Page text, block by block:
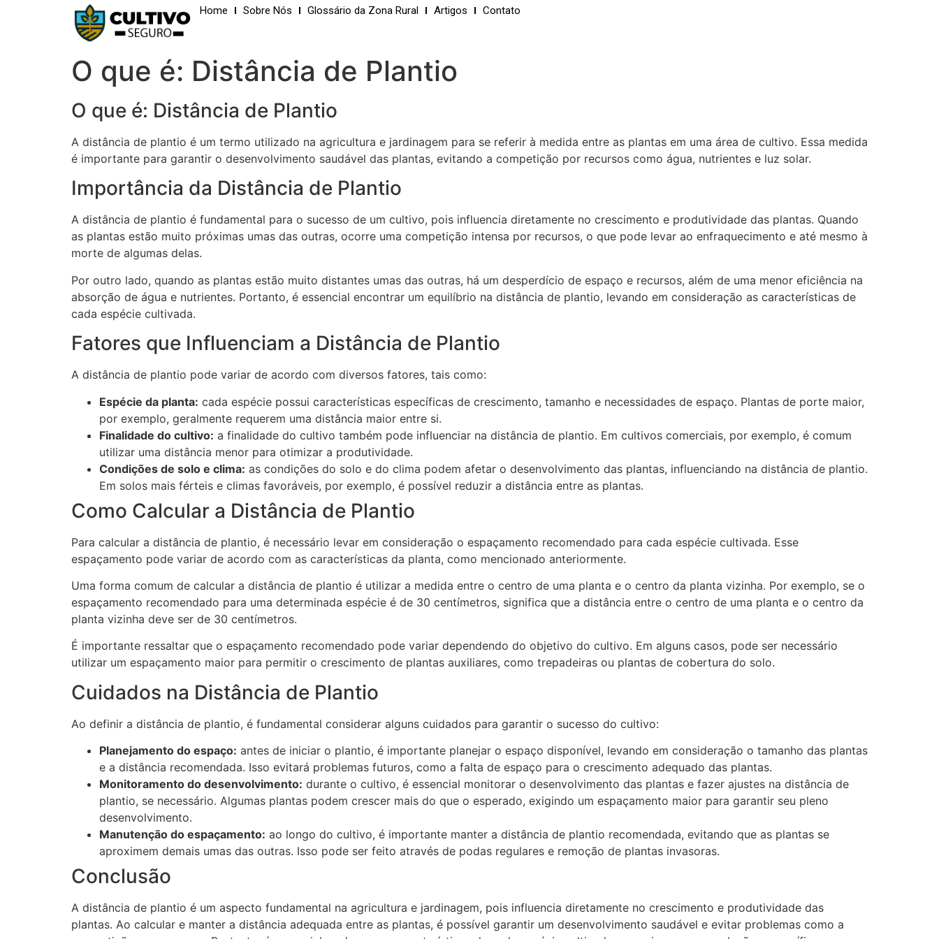
Home Sobre Nós Glossário da Zona Rural Artigos Contato
O que é: Distância de Plantio
O que é: Distância de Plantio
A distância de plantio é um termo utilizado na agricultura e jardinagem para se referir à medida entre as plantas em uma área de cultivo. Essa medida
é importante para garantir o desenvolvimento saudável das plantas, evitando a competição por recursos como água, nutrientes e luz solar.
Importância da Distância de Plantio
A distância de plantio é fundamental para o sucesso de um cultivo, pois influencia diretamente no crescimento e produtividade das plantas. Quando
as plantas estão muito próximas umas das outras, ocorre uma competição intensa por recursos, o que pode levar ao enfraquecimento e até mesmo à
morte de algumas delas.
Por outro lado, quando as plantas estão muito distantes umas das outras, há um desperdício de espaço e recursos, além de uma menor eficiência na
absorção de água e nutrientes. Portanto, é essencial encontrar um equilíbrio na distância de plantio, levando em consideração as características de
cada espécie cultivada.
Fatores que Influenciam a Distância de Plantio
A distância de plantio pode variar de acordo com diversos fatores, tais como:
Espécie da planta: cada espécie possui características específicas de crescimento, tamanho e necessidades de espaço. Plantas de porte maior,
por exemplo, geralmente requerem uma distância maior entre si.
Finalidade do cultivo: a finalidade do cultivo também pode influenciar na distância de plantio. Em cultivos comerciais, por exemplo, é comum
utilizar uma distância menor para otimizar a produtividade.
Condições de solo e clima: as condições do solo e do clima podem afetar o desenvolvimento das plantas, influenciando na distância de plantio.
Em solos mais férteis e climas favoráveis, por exemplo, é possível reduzir a distância entre as plantas.
Como Calcular a Distância de Plantio
Para calcular a distância de plantio, é necessário levar em consideração o espaçamento recomendado para cada espécie cultivada. Esse
espaçamento pode variar de acordo com as características da planta, como mencionado anteriormente.
Uma forma comum de calcular a distância de plantio é utilizar a medida entre o centro de uma planta e o centro da planta vizinha. Por exemplo, se o
espaçamento recomendado para uma determinada espécie é de 30 centímetros, significa que a distância entre o centro de uma planta e o centro da
planta vizinha deve ser de 30 centímetros.
É importante ressaltar que o espaçamento recomendado pode variar dependendo do objetivo do cultivo. Em alguns casos, pode ser necessário
utilizar um espaçamento maior para permitir o crescimento de plantas auxiliares, como trepadeiras ou plantas de cobertura do solo.
Cuidados na Distância de Plantio
Ao definir a distância de plantio, é fundamental considerar alguns cuidados para garantir o sucesso do cultivo:
Planejamento do espaço: antes de iniciar o plantio, é importante planejar o espaço disponível, levando em consideração o tamanho das plantas
e a distância recomendada. Isso evitará problemas futuros, como a falta de espaço para o crescimento adequado das plantas.
Monitoramento do desenvolvimento: durante o cultivo, é essencial monitorar o desenvolvimento das plantas e fazer ajustes na distância de
plantio, se necessário. Algumas plantas podem crescer mais do que o esperado, exigindo um espaçamento maior para garantir seu pleno
desenvolvimento.
Manutenção do espaçamento: ao longo do cultivo, é importante manter a distância de plantio recomendada, evitando que as plantas se
aproximem demais umas das outras. Isso pode ser feito através de podas regulares e remoção de plantas invasoras.
Conclusão
A distância de plantio é um aspecto fundamental na agricultura e jardinagem, pois influencia diretamente no crescimento e produtividade das
plantas. Ao calcular e manter a distância adequada entre as plantas, é possível garantir um desenvolvimento saudável e evitar problemas como a